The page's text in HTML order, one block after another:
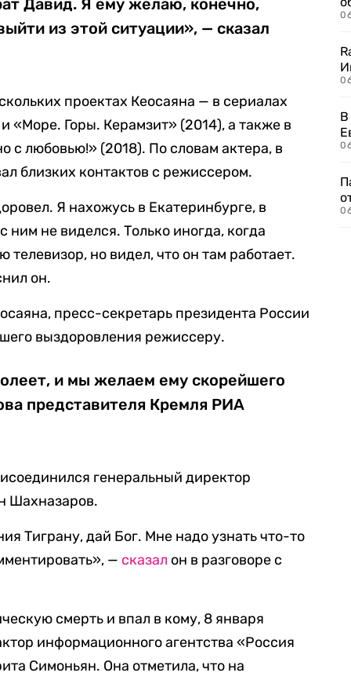
Давид. Я ему желаю, конечно,
из этой ситуации», — сказал
проектах Кеосаяна — в сериалах
Горы. Керамзит» (2014), а также в
с любовью!» (2018). По словам актера, в
близких контактов с режиссером.
Я нахожусь в Екатеринбурге, в
ним не виделся. Только иногда, когда
но видел, что он там работает.
он.
пресс-секретарь президента России
выздоровления режиссеру.
и мы желаем ему скорейшего
представителя Кремля РИА
генеральный директор
Шахназаров.
Тиграну, дай Бог. Мне надо узнать что-то
— сказал он в разговоре с
смерть и впал в кому, 8 января
информационного агентства «Россия
Симоньян. Она отметила, что на
В